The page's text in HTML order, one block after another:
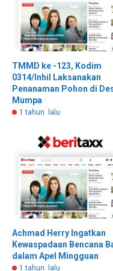
TMMD ke -123, Kodim
0314/Inhil Laksanakan
Penanaman Pohon di
Mumpa
1 tahun lalu
Achmad Herry Ingatkan
Kewaspadaan Bencana
dalam Apel Mingguan
1 tahun lalu